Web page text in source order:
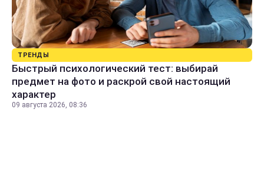
ТРЕНДЫ
Быстрый психологический тест: выбирай
предмет на фото и раскрой свой настоящий
характер
09 августа 2026, 08:36